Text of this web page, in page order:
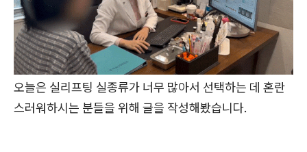
오늘은 실리프팅 실종류가 너무 많아서 선택하는 데 혼란
스러워하시는 분들을 위해 글을 작성해봤습니다.